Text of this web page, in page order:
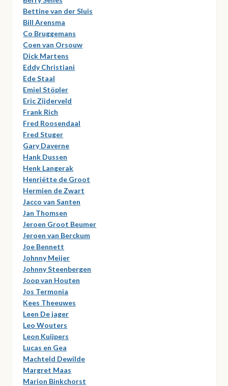
Bettine van der Sluis
Bill Arensma
Co Bruggemans
Coen van Orsouw
Dick Martens
Eddy Christiani
Ede Staal
Emiel Stöpler
Eric Zijderveld
Frank Rich
Fred Roosendaal
Fred Stuger
Gary Daverne
Hank Dussen
Henk Langerak
Henriëtte de Groot
Hermien de Zwart
Jacco van Santen
Jan Thomsen
Jeroen Groot Beumer
Jeroen van Berckum
Joe Bennett
Johnny Meijer
Johnny Steenbergen
Joop van Houten
Jos Termonia
Kees Theeuwes
Leen De jager
Leo Wouters
Leon Kuijpers
Lucas en Gea
Machteld Dewilde
Margret Maas
Marion Binkchorst